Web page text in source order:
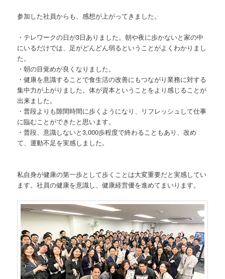
参加した社員からも、感想が上がってきました。
・テレワークの日が3日ありました。朝や夜に歩かないと家の中
にいるだけでは、足がどんどん弱るということがよくわかりまし
た。
・朝の目覚めが良くなりました。
・健康を意識することで食生活の改善にもつながり業務に対する
集中力が上がりました。体が資本ということをより感じることが
出来ました。
・普段よりも隙間時間に歩くようになり、リフレッシュして仕事
に臨むことができたと思います。
・普段、意識しないと3,000歩程度で終わることもあり、改め
て、運動不足を実感しました。
私自身が健康の第一歩として歩くことは大変重要だと実感してい
ます。社員の健康を意識し、健康経営優を進めてまいります。